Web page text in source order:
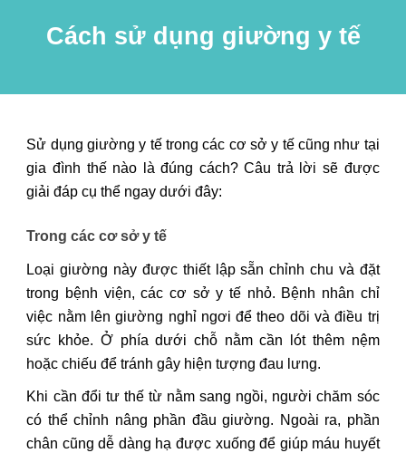
Cách sử dụng giường y tế
Sử dụng giường y tế trong các cơ sở y tế cũng như tại
gia đình thế nào là đúng cách? Câu trả lời sẽ được
giải đáp cụ thể ngay dưới đây:
Trong các cơ sở y tế
Loại giường này được thiết lập sẵn chỉnh chu và đặt
trong bệnh viện, các cơ sở y tế nhỏ. Bệnh nhân chỉ
việc nằm lên giường nghỉ ngơi để theo dõi và điều trị
sức khỏe. Ở phía dưới chỗ nằm cần lót thêm nệm
hoặc chiếu để tránh gây hiện tượng đau lưng.
Khi cần đổi tư thế từ nằm sang ngồi, người chăm sóc
có thể chỉnh nâng phần đầu giường. Ngoài ra, phần
chân cũng dễ dàng hạ được xuống để giúp máu huyết